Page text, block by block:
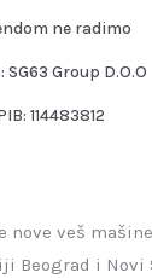
ne radimo
SG63 Group D.O.O
114483812
nove veš
Beograd i Novi